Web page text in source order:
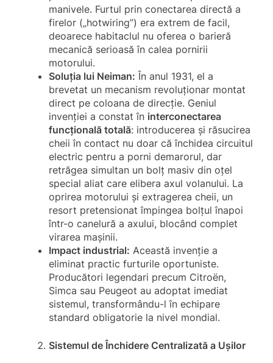
manivele. Furtul prin conectarea directă a
firelor („hotwiring”) era extrem de facil,
deoarece habitaclul nu oferea o barieră
mecanică serioasă în calea pornirii
motorului.
Soluția lui Neiman: În anul 1931, el a
brevetat un mecanism revoluționar montat
direct pe coloana de direcție. Geniul
invenției a constat în interconectarea
funcțională totală: introducerea și răsucirea
cheii în contact nu doar că închidea circuitul
electric pentru a porni demarorul, dar
retrăgea simultan un bolț masiv din oțel
special aliat care elibera axul volanului. La
oprirea motorului și extragerea cheii, un
resort pretensionat împingea bolțul înapoi
într-o canelură a axului, blocând complet
virarea mașinii.
Impact industrial: Această invenție a
eliminat practic furturile oportuniste.
Producători legendari precum Citroën,
Simca sau Peugeot au adoptat imediat
sistemul, transformându-l în echipare
standard obligatorie la nivel mondial.
Sistemul de Închidere Centralizată a Ușilor